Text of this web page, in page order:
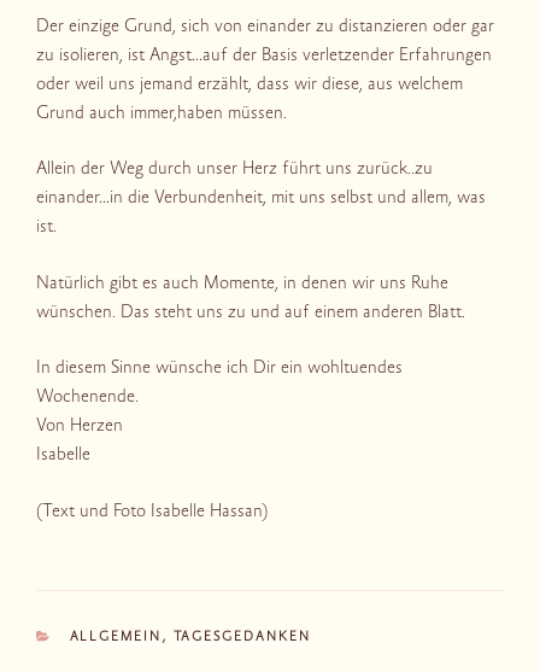
Der einzige Grund, sich von einander zu distanzieren oder gar
zu isolieren, ist Angst…auf der Basis verletzender Erfahrungen
oder weil uns jemand erzählt, dass wir diese, aus welchem
Grund auch immer,haben müssen.
Allein der Weg durch unser Herz führt uns zurück..zu
einander…in die Verbundenheit, mit uns selbst und allem, was
ist.
Natürlich gibt es auch Momente, in denen wir uns Ruhe
wünschen. Das steht uns zu und auf einem anderen Blatt.
In diesem Sinne wünsche ich Dir ein wohltuendes
Wochenende.
Von Herzen
Isabelle
(Text und Foto Isabelle Hassan)
KATEGORIEN
ALLGEMEIN , TAGESGEDANKEN